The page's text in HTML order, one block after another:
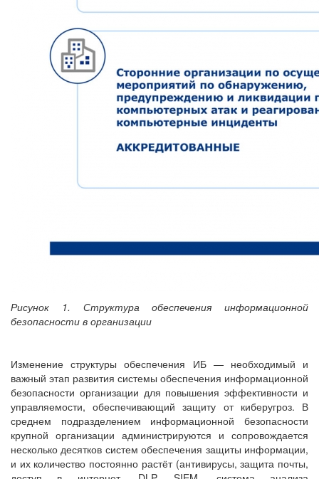
Рисунок 1. Структура обеспечения информационной
безопасности в организации
Изменение структуры обеспечения ИБ — необходимый и
важный этап развития системы обеспечения информационной
безопасности организации для повышения эффективности и
управляемости, обеспечивающий защиту от киберугроз. В
среднем подразделением информационной безопасности
крупной организации администрируются и сопровождается
несколько десятков систем обеспечения защиты информации,
и их количество постоянно растёт (антивирусы, защита почты,